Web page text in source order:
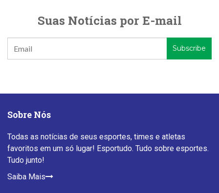
Suas Notícias por E-mail
Sobre Nós
Todas as notícias de seus esportes, times e atletas
favoritos em um só lugar! Esportudo. Tudo sobre esportes.
Tudo junto!
Saiba Mais